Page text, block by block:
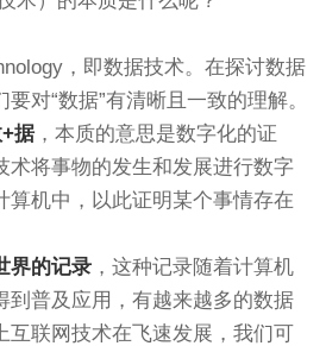
，即数据技术。在探讨数据
对“数据”有清晰且一致的理解。
据，本质的意思是数字化的证
术将事物的发生和发展进行数字
算机中，以此证明某个事情存在
界的记录 ，这种记录随着计算机
到普及应用，有越来越多的数据
互联网技术在飞速发展，我们可